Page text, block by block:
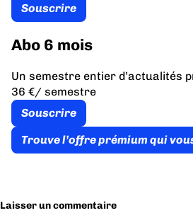
Souscrire
Abo 6 mois
Un semestre entier d’actualités
36 €/ semestre
Souscrire
Trouve l’offre prémium qui
Laisser un commentaire